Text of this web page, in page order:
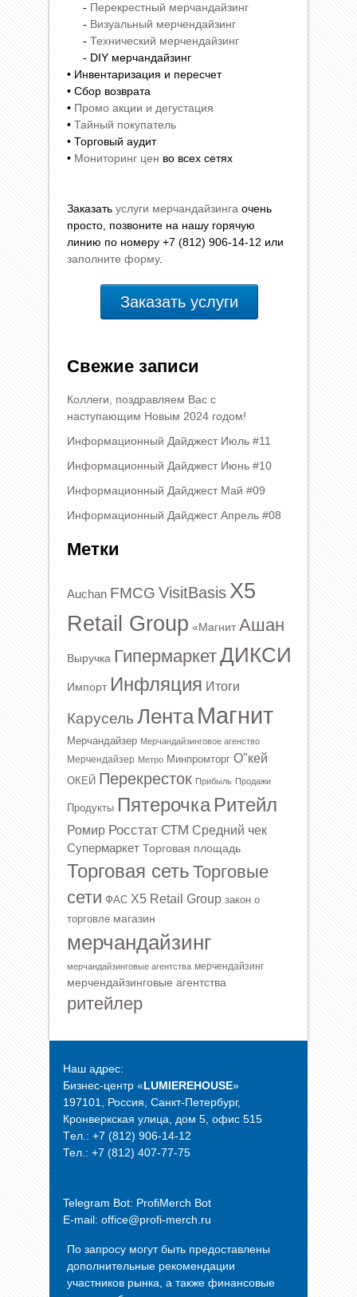
- Перекрестный мерчандайзинг
- Визуальный мерчендайзинг
- Технический мерчендайзинг
- DIY мерчандайзинг
• Инвентаризация и пересчет
• Сбор возврата
• Промо акции и дегустация
• Тайный покупатель
• Торговый аудит
• Мониторинг цен во всех сетях
Заказать услуги мерчандайзинга очень
просто, позвоните на нашу горячую
линию по номеру +7 (812) 906-14-12 или
заполните форму.
Заказать услуги
Свежие записи
Коллеги, поздравляем Вас с
наступающим Новым 2024 годом!
Информационный Дайджест Июль #11
Информационный Дайджест Июнь #10
Информационный Дайджест Май #09
Информационный Дайджест Апрель #08
Метки
Auchan FMCG VisitBasis X5
Retail Group «Магнит Ашан
Выручка ГипермаркетДИКСИ
Импорт Инфляция Итоги
Карусель Лента Магнит
Мерчандайзер Мерчандайзинговое агенство
Мерчендайзер Метро Минпромторг О"кей
ОКЕЙ Перекресток Прибыль Продажи
Продукты Пятерочка Ритейл
Ромир Росстат СТМ Средний чек
Супермаркет Торговая площадь
Торговая сеть Торговые
сети ФАС Х5 Retail Group закон о
торговле магазин
мерчандайзинг
мерчандайзинговые агентства мерчендайзинг
мерчендайзинговые агентства
ритейлер
Наш адрес:
Бизнес-центр «LUMIEREHOUSE»
197101, Россия, Санкт-Петербург,
Кронверкская улица, дом 5, офис 515
Tел.: +7 (812) 906-14-12
Тел.: +7 (812) 407-77-75
Telegram Bot: ProfiMerch Bot
E-mail: office@profi-merch.ru
По запросу могут быть предоставлены
дополнительные рекомендации
участников рынка, а также финансовые